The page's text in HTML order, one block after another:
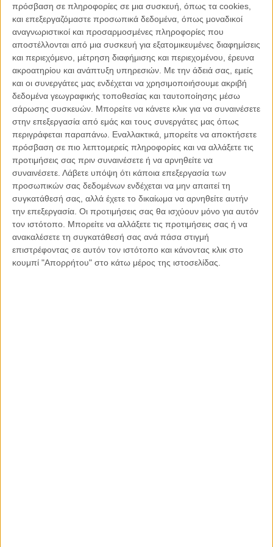
πρόσβαση σε πληροφορίες σε μια συσκευή, όπως τα cookies,
και επεξεργαζόμαστε προσωπικά δεδομένα, όπως μοναδικοί
αναγνωριστικοί και προσαρμοσμένες πληροφορίες που
αποστέλλονται από μια συσκευή για εξατομικευμένες διαφημίσεις
και περιεχόμενο, μέτρηση διαφήμισης και περιεχομένου, έρευνα
ακροατηρίου και ανάπτυξη υπηρεσιών. Με την άδειά σας, εμείς
και οι συνεργάτες μας ενδέχεται να χρησιμοποιήσουμε ακριβή
δεδομένα γεωγραφικής τοποθεσίας και ταυτοποίησης μέσω
σάρωσης συσκευών. Μπορείτε να κάνετε κλικ για να συναινέσετε
στην επεξεργασία από εμάς και τους συνεργάτες μας όπως
περιγράφεται παραπάνω. Εναλλακτικά, μπορείτε να αποκτήσετε
πρόσβαση σε πιο λεπτομερείς πληροφορίες και να αλλάξετε τις
προτιμήσεις σας πριν συναινέσετε ή να αρνηθείτε να
συναινέσετε. Λάβετε υπόψη ότι κάποια επεξεργασία των
προσωπικών σας δεδομένων ενδέχεται να μην απαιτεί τη
συγκατάθεσή σας, αλλά έχετε το δικαίωμα να αρνηθείτε αυτήν
την επεξεργασία. Οι προτιμήσεις σας θα ισχύουν μόνο για αυτόν
τον ιστότοπο. Μπορείτε να αλλάξετε τις προτιμήσεις σας ή να
ανακαλέσετε τη συγκατάθεσή σας ανά πάσα στιγμή
επιστρέφοντας σε αυτόν τον ιστότοπο και κάνοντας κλικ στο
κουμπί "Απορρήτου" στο κάτω μέρος της ιστοσελίδας.
θεωρείται χοληστερινο-προστατευτικό και λειτουργεί ως
αντίβαρο, με αποτέλεσμα η συμβολή του αυγού στην αύξηση
της χοληστερίνης να είναι ελάχιστη.
✅ Ο ιδανικός συνδυασμός είναι να αποφεύγεται η
κατανάλωση αυγού και μιας άλλης πηγής χοληστερίνης,
όπως είναι το κρέας, τα αλλαντικά, τα τυριά και τα
θαλασσινά μέσα στην ίδια μέρα.
✅ Επίσης, η κατανάλωσή του θα πρέπει να συνοδεύεται με
τρόφιμα υψηλής περιεκτικότητας σε φυτικές ίνες (πχ. μία
πλούσια σαλάτα και μία φέτα ψωμί ολικής άλεσης) οι οποίες
έχουν την ιδιότητα να δεσμεύουν και να αποβάλλουν την
χοληστερίνη των τροφών.
✅ Επίσης θα πρέπει να προσέχουμε να μην καταναλώνουμε
πολλά τηγανητά αυγά, γιατί αυτό σημαίνει ότι θα
καταναλώνουμε επίσης το λίπος από το λάδι με το οποίο
✅Έτσι λοιπόν, θα μπορούμε να λαμβάνουμε όλα τα θρεπτικά
συστατικά του αυγού χωρίς να επηρεάζονται σχεδόν